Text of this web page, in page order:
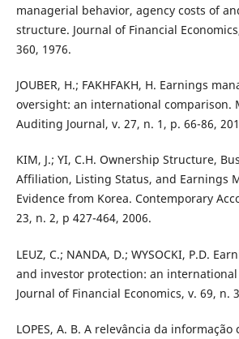
managerial behavior, agency costs of
structure. Journal of Financial
360, 1976.
JOUBER, H.; FAKHFAKH, H. Earnings
oversight: an international comparison.
Auditing Journal, v. 27, n. 1, p. 66-86,
KIM, J.; YI, C.H. Ownership Structure,
Affiliation, Listing Status, and Earnings
Evidence from Korea. Contemporary
23, n. 2, p 427-464, 2006.
LEUZ, C.; NANDA, D.; WYSOCKI, P.D.
and investor protection: an
Journal of Financial Economics, v. 69, n.
LOPES, A. B. A relevância da